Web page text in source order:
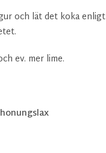
och lät det koka enligt
ev. mer lime.